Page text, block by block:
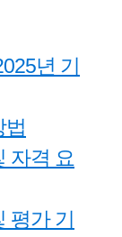
년 기
법
자격 요
평가 기